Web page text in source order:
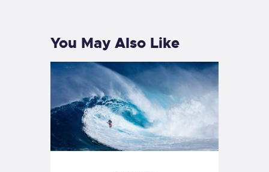
You May Also Like